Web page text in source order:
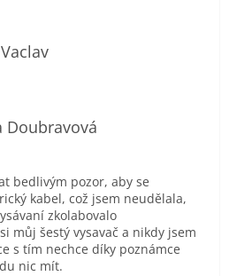
je 5 z 5 hvězdiček.
Doubravová
je 2 z 5 hvězdiček.
bedlivým pozor, aby se
kabel, což jsem neudělala,
zkolabovalo
můj šestý vysavač a nikdy jsem
s tím nechce díky poznámce
nic mít.